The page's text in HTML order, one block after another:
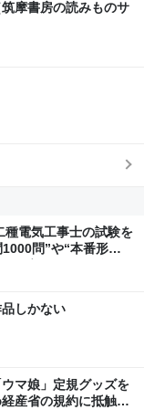
摩書房の読みものサ
種電気工事士の試験を
問”や“本番形式
| ゲーム・エンタメ
しかない
マ娘」定規グッズを
産省の規約に抵触、